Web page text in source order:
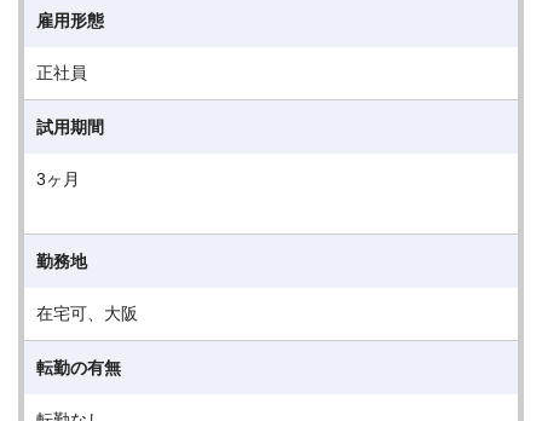
雇用形態
正社員
試用期間
3ヶ月
勤務地
在宅可、大阪
転勤の有無